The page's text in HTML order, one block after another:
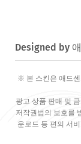
Designed by
※ 본 스킨은 애드센
광고 상품 판매 및
저작권법의 보호를
운로드 등 편의 서